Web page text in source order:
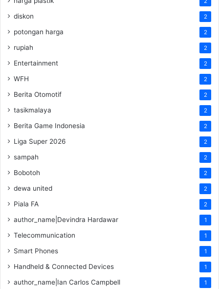
diskon 2
potongan harga 2
rupiah 2
Entertainment 2
WFH 2
Berita Otomotif 2
tasikmalaya 2
Berita Game Indonesia 2
Liga Super 2026 2
sampah 2
Bobotoh 2
dewa united 2
Piala FA 2
author_name|Devindra Hardawar 1
Telecommunication 1
Smart Phones 1
Handheld & Connected Devices 1
author_name|Ian Carlos Campbell 1